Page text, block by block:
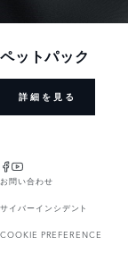
ペットパック
詳細を見る
お問い合わせ
サイバーインシデント
COOKIE PREFERENCE